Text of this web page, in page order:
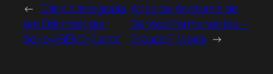
← Clínica Integrada
em Odontologia:
Série ABENO (Livro)
Atlas de Anatomia de
Dentes Permanentes –
Glauco F. Vieira →